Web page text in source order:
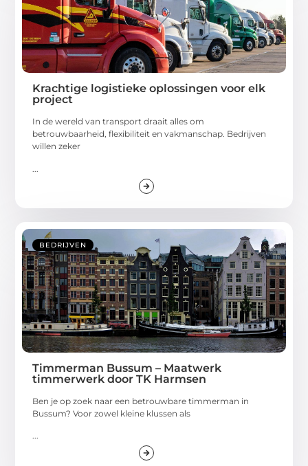
Krachtige logistieke oplossingen voor elk
project
In de wereld van transport draait alles om
betrouwbaarheid, flexibiliteit en vakmanschap. Bedrijven
willen zeker
BEDRIJVEN
Timmerman Bussum – Maatwerk
timmerwerk door TK Harmsen
Ben je op zoek naar een betrouwbare timmerman in
Bussum? Voor zowel kleine klussen als
...